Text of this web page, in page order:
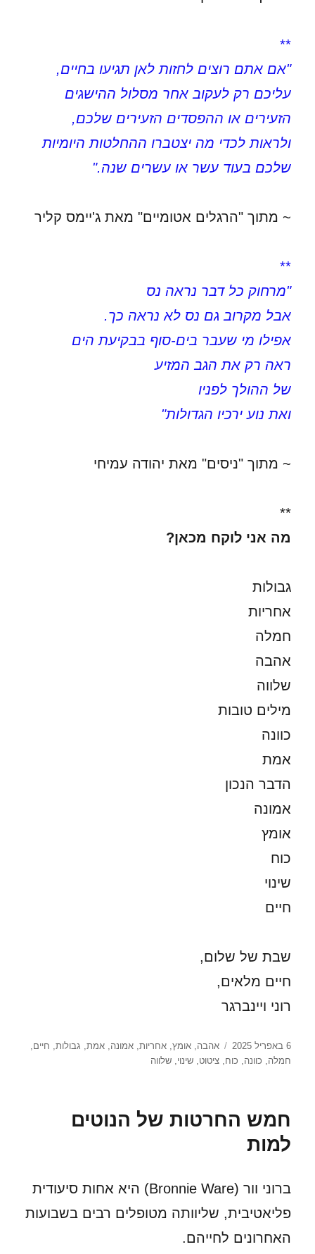
**
"אם אתם רוצים לחזות לאן תגיעו בחיים,
עליכם רק לעקוב אחר מסלול ההישגים
הזעירים או ההפסדים הזעירים שלכם,
ולראות לכדי מה יצטברו ההחלטות היומיות
שלכם בעוד עשר או עשרים שנה."
~ מתוך "הרגלים אטומיים" מאת ג'יימס קליר
**
"מרחוק כל דבר נראה נס
אבל מקרוב גם נס לא נראה כך.
אפילו מי שעבר בים-סוף בבקיעת הים
ראה רק את הגב המזיע
של ההולך לפניו
ואת נוע ירכיו הגדולות"
~ מתוך "ניסים" מאת יהודה עמיחי
**
מה אני לוקח מכאן?
גבולות
אחריות
חמלה
אהבה
שלווה
מילים טובות
כוונה
אמת
הדבר הנכון
אמונה
אומץ
כוח
שינוי
חיים
שבת של שלום,
חיים מלאים,
רוני ויינברגר
פורסם
בתאריך
6 באפריל 2025 תגיות
אהבה,אומץ,אחריות,אמונה,אמת, גבולות, חיים,
חמלה, כוונה, כוח,ציטוט,שינוי,שלווה
חמש החרטות של הנוטים
למות
ברוני וור (Bronnie Ware) היא אחות סיעודית
פליאטיבית, שליוותה מטופלים רבים בשבועות
האחרונים לחייהם.